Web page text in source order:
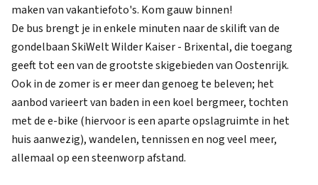
maken van vakantiefoto's. Kom gauw binnen!
De bus brengt je in enkele minuten naar de skilift van de
gondelbaan SkiWelt Wilder Kaiser - Brixental, die toegang
geeft tot een van de grootste skigebieden van Oostenrijk.
Ook in de zomer is er meer dan genoeg te beleven; het
aanbod varieert van baden in een koel bergmeer, tochten
met de e-bike (hiervoor is een aparte opslagruimte in het
huis aanwezig), wandelen, tennissen en nog veel meer,
allemaal op een steenworp afstand.